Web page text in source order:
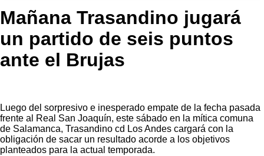
Mañana Trasandino jugará
un partido de seis puntos
ante el Brujas
Luego del sorpresivo e inesperado empate de la fecha pasada
frente al Real San Joaquín, este sábado en la mítica comuna
de Salamanca, Trasandino cd Los Andes cargará con la
obligación de sacar un resultado acorde a los objetivos
planteados para la actual temporada.